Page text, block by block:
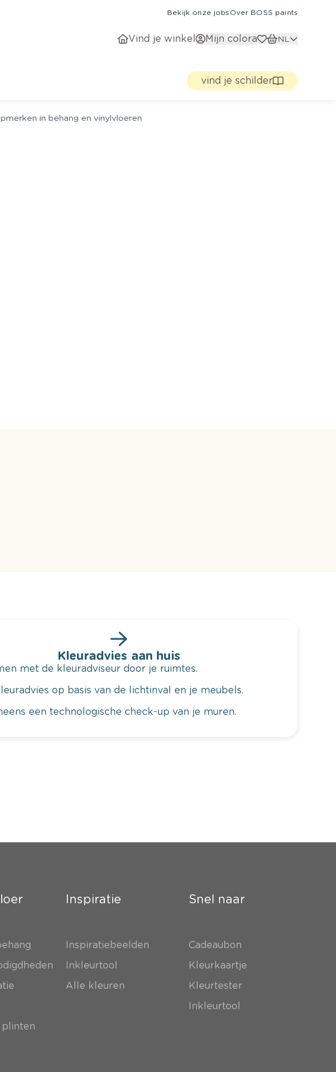
Bekijk onze jobs Over BOSS paints
Vind je winkel Mijn colora NL
vind je schilder
in behang en vinylvloeren
Kleuradvies aan huis
met de kleuradviseur door je ruimtes.
op basis van de lichtinval en je meubels.
een technologische check-up van je muren.
plinten
Inspiratie
Inspiratiebeelden
Inkleurtool
Alle kleuren
Snel naar
Cadeaubon
Kleurkaartje
Kleurtester
Inkleurtool